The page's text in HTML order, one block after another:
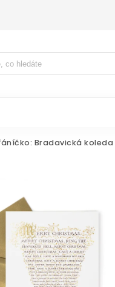
Bradavická koleda